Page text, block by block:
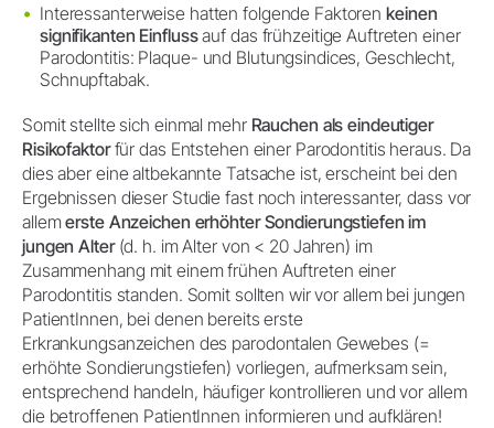
Interessanterweise hatten folgende Faktorenkeinen
signifikanten Einflussauf das frühzeitige Auftreten einer
Parodontitis: Plaque- und Blutungsindices, Geschlecht,
Schnupftabak.
Somit stellte sich einmal mehr Rauchen als eindeutiger
Risikofaktorfür das Entstehen einer Parodontitis heraus. Da
dies aber eine altbekannte Tatsache ist, erscheint bei den
Ergebnissen dieser Studie fast noch interessanter, dass vor
allemerste Anzeichen erhöhter Sondierungstiefen im
jungen Alter(d. h. im Alter von < 20 Jahren) im
Zusammenhang mit einem frühen Auftreten einer
Parodontitis standen. Somit sollten wir vor allem bei jungen
PatientInnen, bei denen bereits erste
Erkrankungsanzeichen des parodontalen Gewebes (=
erhöhte Sondierungstiefen) vorliegen, aufmerksam sein,
entsprechend handeln, häufiger kontrollieren und vor allem
die betroffenen PatientInnen informieren und aufklären!